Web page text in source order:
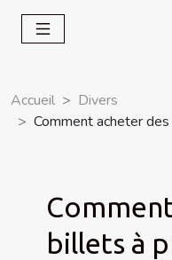
Accueil
Divers
Comment acheter
billets à